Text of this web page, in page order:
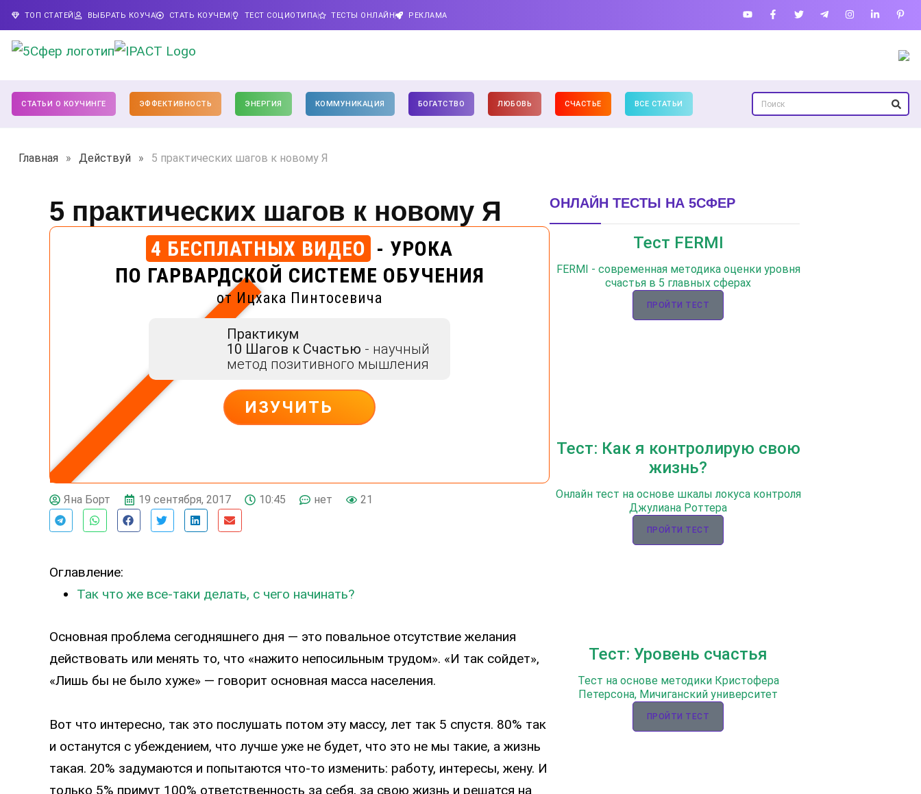
ТОП СТАТЕЙ ВЫБРАТЬ КОУЧА СТАТЬ КОУЧЕМ ТЕСТ СОЦИОТИПА ТЕСТЫ ОНЛАЙН РЕКЛАМА
СТАТЬИ О КОУЧИНГЕ ЭФФЕКТИВНОСТЬ ЭНЕРГИЯ КОММУНИКАЦИЯ БОГАТСТВО ЛЮБОВЬ СЧАСТЬЕ ВСЕ СТАТЬИ
Главная » Действуй » 5 практических шагов к новому Я
5 практических шагов к новому Я
4 БЕСПЛАТНЫХ ВИДЕО - УРОКА
ПО ГАРВАРДСКОЙ СИСТЕМЕ ОБУЧЕНИЯ
от Ицхака Пинтосевича
Практикум
10 Шагов к Счастью - научный
метод позитивного мышления
ИЗУЧИТЬ
Яна Борт 19 сентября, 2017 10:45 нет 21
Оглавление:
Так что же все-таки делать, с чего начинать?
Основная проблема сегодняшнего дня — это повальное отсутствие желания
действовать или менять то, что «нажито непосильным трудом». «И так сойдет»,
«Лишь бы не было хуже» — говорит основная масса населения.
Вот что интересно, так это послушать потом эту массу, лет так 5 спустя. 80% так
и останутся с убеждением, что лучше уже не будет, что это не мы такие, а жизнь
такая. 20% задумаются и попытаются что-то изменить: работу, интересы, жену. И
только 5% примут 100% ответственность за себя, за свою жизнь и решатся на
ОНЛАЙН ТЕСТЫ НА 5СФЕР
Тест FERMI
FERMI - современная методика оценки уровня
счастья в 5 главных сферах
ПРОЙТИ ТЕСТ
Тест: Как я контролирую свою
жизнь?
Онлайн тест на основе шкалы локуса контроля
Джулиана Роттера
ПРОЙТИ ТЕСТ
Тест: Уровень счастья
Тест на основе методики Кристофера
Петерсона, Мичиганский университет
ПРОЙТИ ТЕСТ